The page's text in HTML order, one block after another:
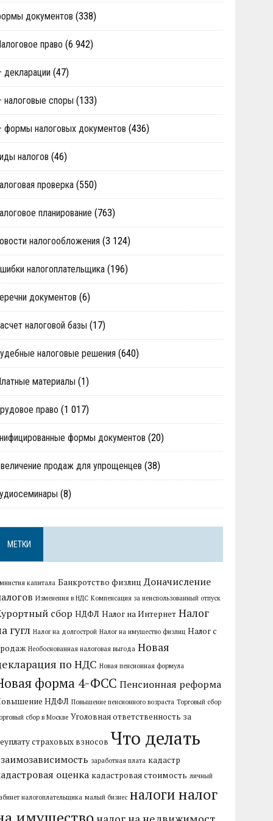
документов (338)
право (6 942)
декларации (47)
налоговые споры (133)
формы налоговых документов (436)
налогов (46)
проверка (550)
планирование (763)
налогообложения (3 124)
налогоплательщика (196)
документов (6)
налоговой базы (17)
налоговые решения (640)
материалы (1)
право (1 017)
формы документов (20)
продаж для упрощенцев (38)
(8)
МЕТКИ
капитала Банкротство физлиц Доначисление
Изменения в НДС Компенсация за неиспользованный отпуск
сбор НДФЛ Налог на Интернет Налог
гугл Налог на долгострой Налог на имущество физлиц Налог с
Необоснованная налоговая выгода Новая
по НДС Новая пенсионная формула
форма 4-ФСС Пенсионная реформа
НДФЛ Повышение пенсионного возраста Торговый сбор
сбор в Москве Уголовная ответственность за
страховых взносов Что делать
заработная плата кадастр
оценка кадастровая стоимость личный
налогоплательщика малый бизнес налоги налог